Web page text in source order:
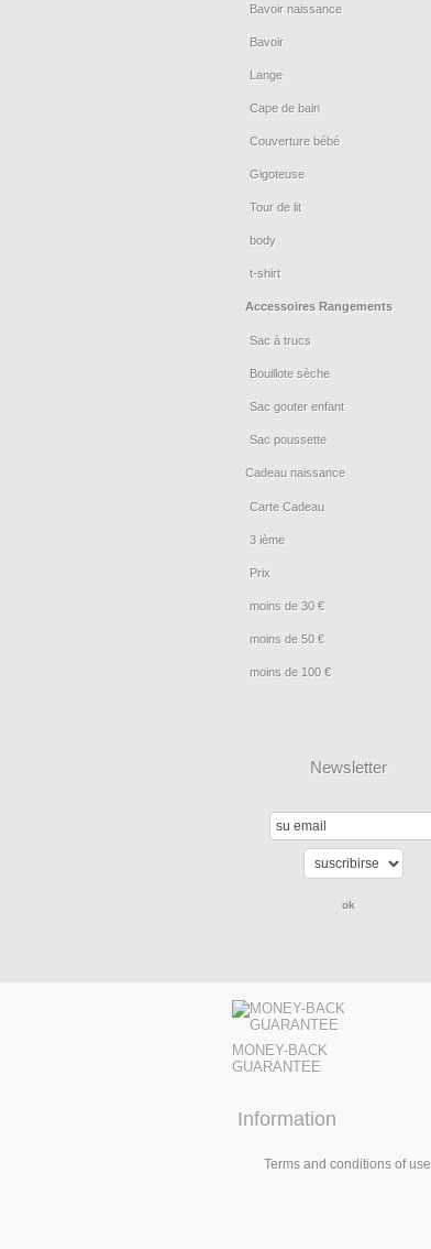
Bavoir naissance
Bavoir
Lange
Cape de bain
Couverture bébé
Gigoteuse
Tour de lit
body
t-shirt
Accessoires Rangements
Sac à trucs
Bouillote sèche
Sac gouter enfant
Sac poussette
Cadeau naissance
Carte Cadeau
3 ième
Prix
moins de 30 €
moins de 50 €
moins de 100 €
Newsletter
MONEY-BACK
GUARANTEE
Information
Terms and conditions of use